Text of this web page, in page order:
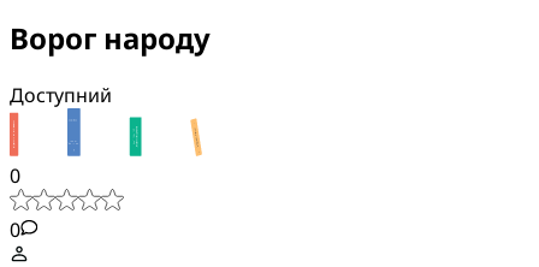
Ворог народу
Доступний
0
0